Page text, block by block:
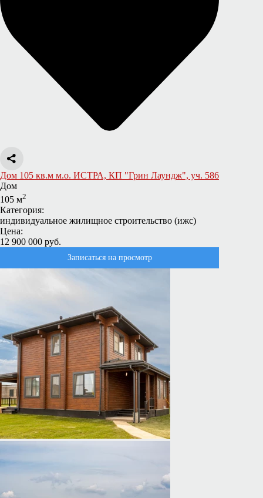
Дом 105 кв.м м.о. ИСТРА, КП "Грин Лаундж", уч. 586
Дом
105 м2
Категория:
индивидуальное жилищное строительство (ижс)
Цена:
12 900 000 руб.
Записаться на просмотр